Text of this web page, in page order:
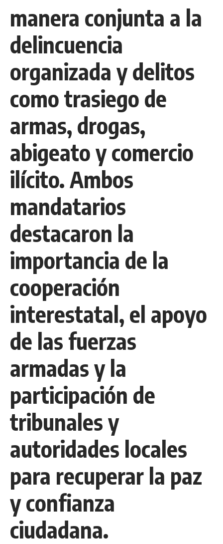
manera conjunta a la
delincuencia
organizada y delitos
como trasiego de
armas, drogas,
abigeato y comercio
ilícito. Ambos
mandatarios
destacaron la
importancia de la
cooperación
interestatal, el apoyo
de las fuerzas
armadas y la
participación de
tribunales y
autoridades locales
para recuperar la paz
y confianza
ciudadana.